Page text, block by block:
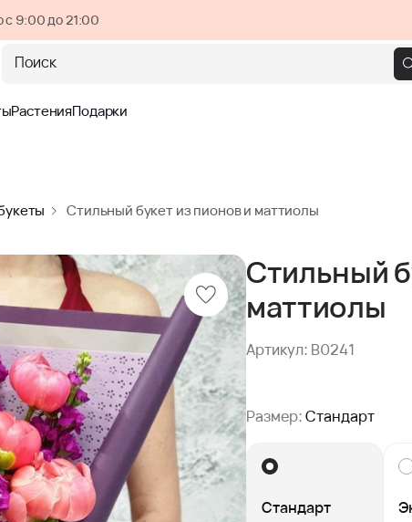
с 9:00 до 21:00
Поиск
РастенияПодарки
Стильный букет из пионов и маттиолы
Стильный
маттиолы
Артикул: B0241
Размер:Стандарт
Стандарт